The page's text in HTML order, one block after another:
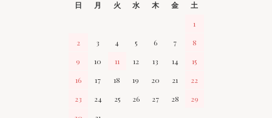
日 月 火 水 木 金
土
1
2
3 4 5 6 7
8
9
10 11 12 13 14
15
16
17 18 19 20 21
22
23
24 25 26 27 28
29